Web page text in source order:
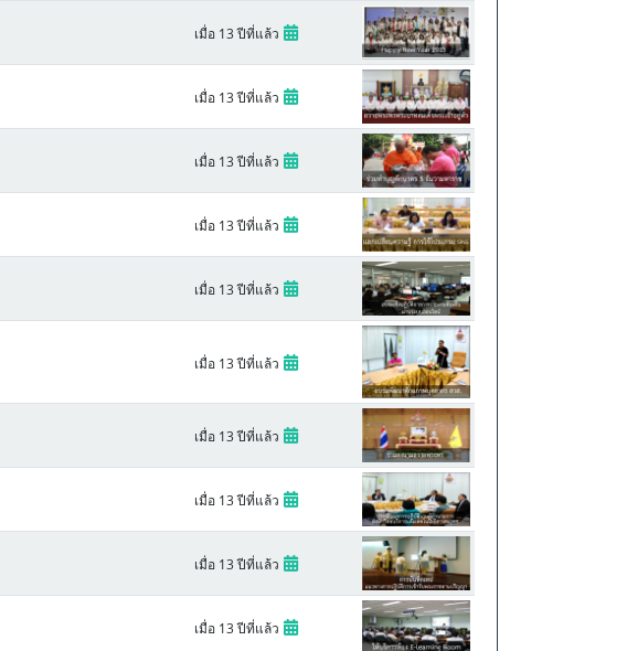
เมื่อ 13 ปีที่แล้ว
เมื่อ 13 ปีที่แล้ว
เมื่อ 13 ปีที่แล้ว
เมื่อ 13 ปีที่แล้ว
เมื่อ 13 ปีที่แล้ว
เมื่อ 13 ปีที่แล้ว
เมื่อ 13 ปีที่แล้ว
เมื่อ 13 ปีที่แล้ว
เมื่อ 13 ปีที่แล้ว
เมื่อ 13 ปีที่แล้ว